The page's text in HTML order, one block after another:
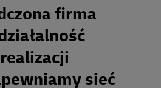
firma
sieć